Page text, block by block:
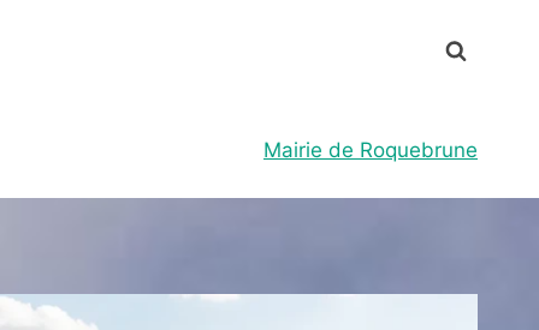
Mairie de Roquebrune